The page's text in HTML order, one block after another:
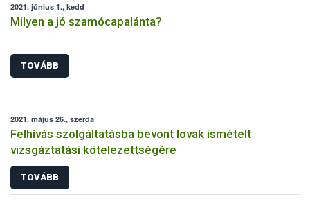
2021. június 1., kedd
Milyen a jó szamócapalánta?
TOVÁBB
2021. május 26., szerda
Felhívás szolgáltatásba bevont lovak ismételt
vizsgáztatási kötelezettségére
TOVÁBB